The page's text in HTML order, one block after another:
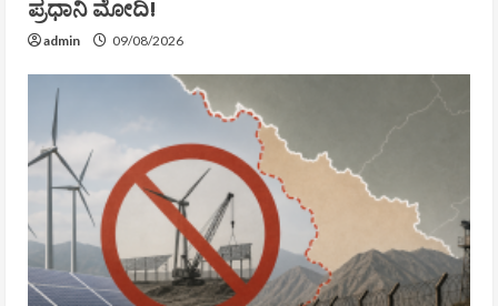
ಪ್ರಧಾನಿ ಮೋದಿ!
admin 09/08/2026